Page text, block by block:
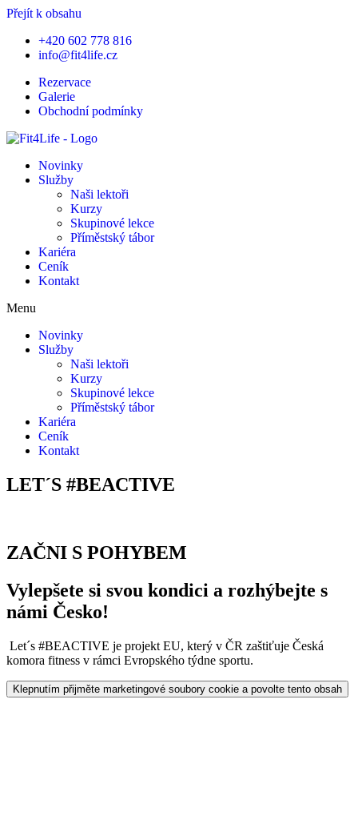
Přejít k obsahu
+420 602 778 816
info@fit4life.cz
Rezervace
Galerie
Obchodní podmínky
Novinky
Služby
Naši lektoři
Kurzy
Skupinové lekce
Příměstský tábor
Kariéra
Ceník
Kontakt
Menu
Novinky
Služby
Naši lektoři
Kurzy
Skupinové lekce
Příměstský tábor
Kariéra
Ceník
Kontakt
LET´S #BEACTIVE
ZAČNI S POHYBEM
Vylepšete si svou kondici a rozhýbejte s
námi Česko!
Let´s #BEACTIVE je projekt EU, který v ČR zaštiťuje Česká
komora fitness v rámci Evropského týdne sportu.
Klepnutím přijměte marketingové soubory cookie a povolte tento obsah